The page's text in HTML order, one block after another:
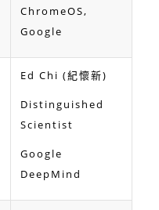
ChromeOS,
Google
Ed Chi (紀懷新)
Distinguished
Scientist
Google
DeepMind